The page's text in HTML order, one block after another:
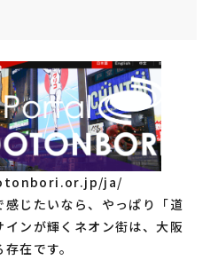
ja/
じたいなら、やっぱり「道
ンが輝くネオン街は、大阪
在です。